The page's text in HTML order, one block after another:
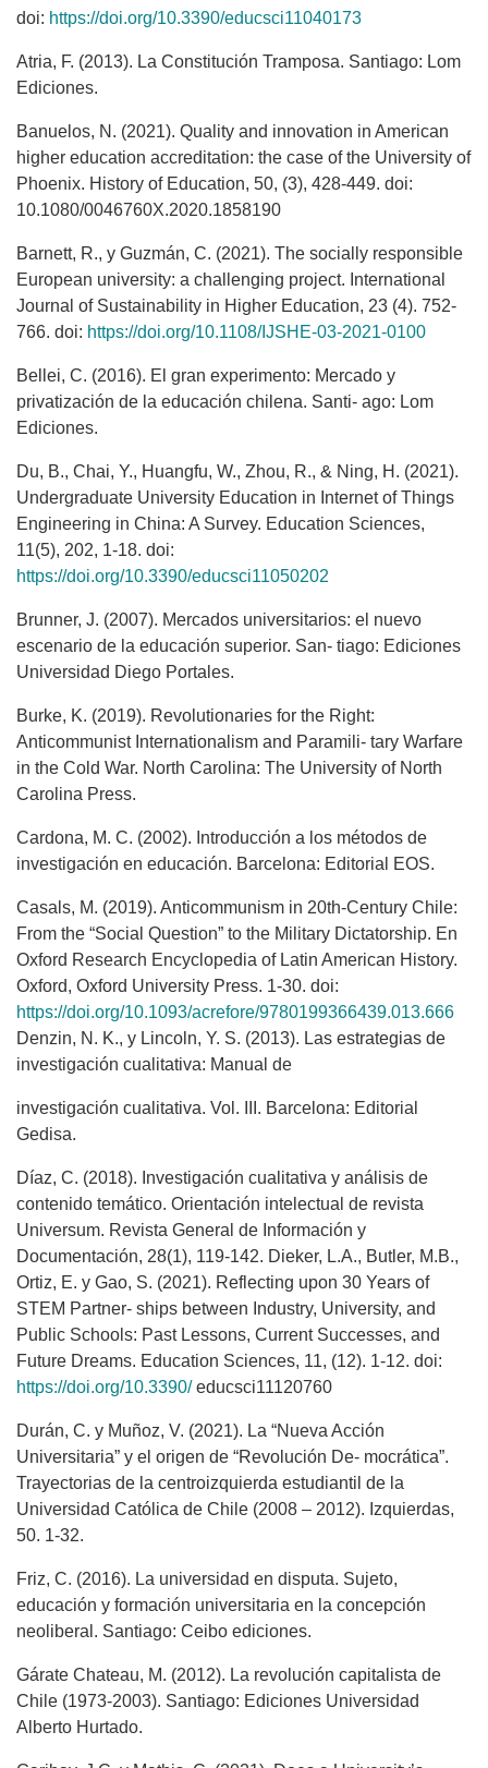
doi: https://doi.org/10.3390/educsci11040173
Atria, F. (2013). La Constitución Tramposa. Santiago: Lom
Ediciones.
Banuelos, N. (2021). Quality and innovation in American
higher education accreditation: the case of the University of
Phoenix. History of Education, 50, (3), 428-449. doi:
10.1080/0046760X.2020.1858190
Barnett, R., y Guzmán, C. (2021). The socially responsible
European university: a challenging project. International
Journal of Sustainability in Higher Education, 23 (4). 752-
766. doi: https://doi.org/10.1108/IJSHE-03-2021-0100
Bellei, C. (2016). El gran experimento: Mercado y
privatización de la educación chilena. Santi- ago: Lom
Ediciones.
Du, B., Chai, Y., Huangfu, W., Zhou, R., & Ning, H. (2021).
Undergraduate University Education in Internet of Things
Engineering in China: A Survey. Education Sciences,
11(5), 202, 1-18. doi:
https://doi.org/10.3390/educsci11050202
Brunner, J. (2007). Mercados universitarios: el nuevo
escenario de la educación superior. San- tiago: Ediciones
Universidad Diego Portales.
Burke, K. (2019). Revolutionaries for the Right:
Anticommunist Internationalism and Paramili- tary Warfare
in the Cold War. North Carolina: The University of North
Carolina Press.
Cardona, M. C. (2002). Introducción a los métodos de
investigación en educación. Barcelona: Editorial EOS.
Casals, M. (2019). Anticommunism in 20th-Century Chile:
From the “Social Question” to the Military Dictatorship. En
Oxford Research Encyclopedia of Latin American History.
Oxford, Oxford University Press. 1-30. doi:
https://doi.org/10.1093/acrefore/9780199366439.013.666
Denzin, N. K., y Lincoln, Y. S. (2013). Las estrategias de
investigación cualitativa: Manual de
investigación cualitativa. Vol. III. Barcelona: Editorial
Gedisa.
Díaz, C. (2018). Investigación cualitativa y análisis de
contenido temático. Orientación intelectual de revista
Universum. Revista General de Información y
Documentación, 28(1), 119-142. Dieker, L.A., Butler, M.B.,
Ortiz, E. y Gao, S. (2021). Reflecting upon 30 Years of
STEM Partner- ships between Industry, University, and
Public Schools: Past Lessons, Current Successes, and
Future Dreams. Education Sciences, 11, (12). 1-12. doi:
https://doi.org/10.3390/educsci11120760
Durán, C. y Muñoz, V. (2021). La “Nueva Acción
Universitaria” y el origen de “Revolución De- mocrática”.
Trayectorias de la centroizquierda estudiantil de la
Universidad Católica de Chile (2008 – 2012). Izquierdas,
50. 1-32.
Friz, C. (2016). La universidad en disputa. Sujeto,
educación y formación universitaria en la concepción
neoliberal. Santiago: Ceibo ediciones.
Gárate Chateau, M. (2012). La revolución capitalista de
Chile (1973-2003). Santiago: Ediciones Universidad
Alberto Hurtado.